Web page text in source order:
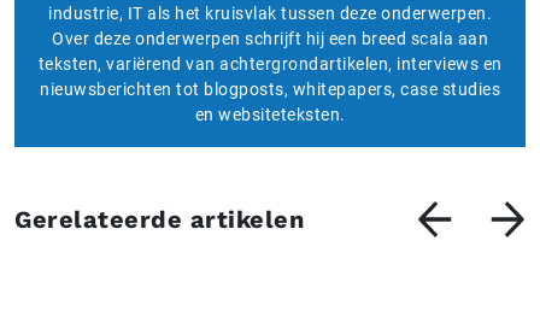
industrie, IT als het kruisvlak tussen deze onderwerpen.
Over deze onderwerpen schrijft hij een breed scala aan
teksten, variërend van achtergrondartikelen, interviews en
nieuwsberichten tot blogposts, whitepapers, case studies
en websiteteksten.
Gerelateerde artikelen